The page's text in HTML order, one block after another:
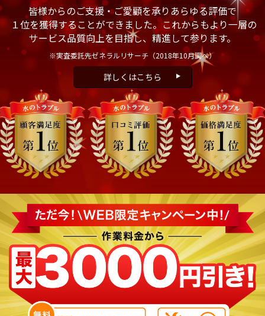
皆様からのご支援・ご愛顧を承りあらゆる評価で
１位を獲得することができました。これからもより一層の
サービス品質向上を目指し、精進して参ります。
※実査委託先ゼネラルリサーチ （2018年10月調べ）
詳しくはこちら